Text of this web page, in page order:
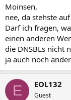
:
Moinsen,
nee, da stehste
Darf ich fragen,
einen anderen
die DNSBLs nicht
ja auch noch
E EOL132
Guest